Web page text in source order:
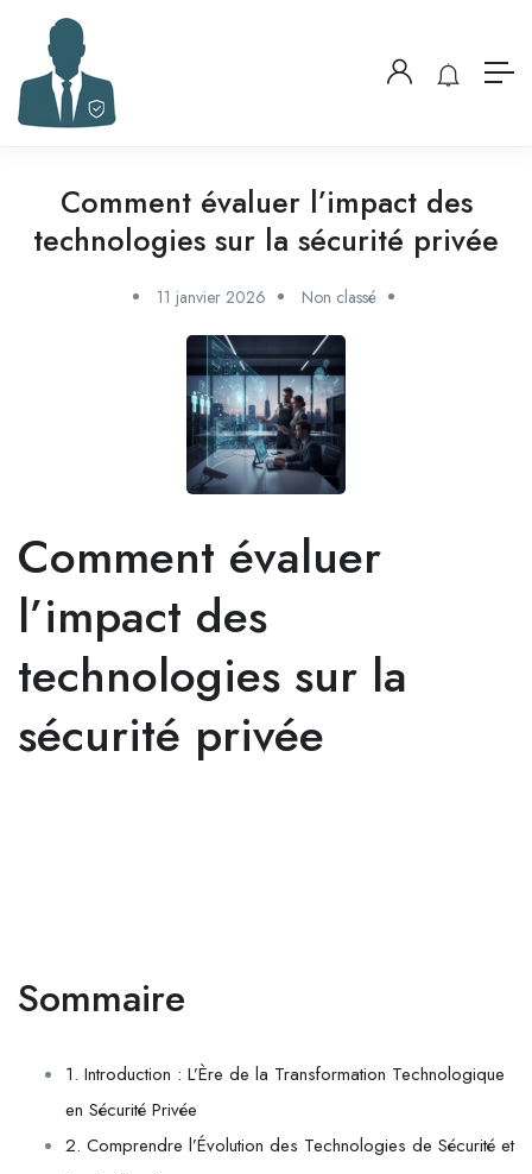
Comment évaluer l’impact des
technologies sur la sécurité privée
11 janvier 2026 Non classé
Comment évaluer
l’impact des
technologies sur la
sécurité privée
Sommaire
1. Introduction : L’Ère de la Transformation Technologique
en Sécurité Privée
2. Comprendre l’Évolution des Technologies de Sécurité et